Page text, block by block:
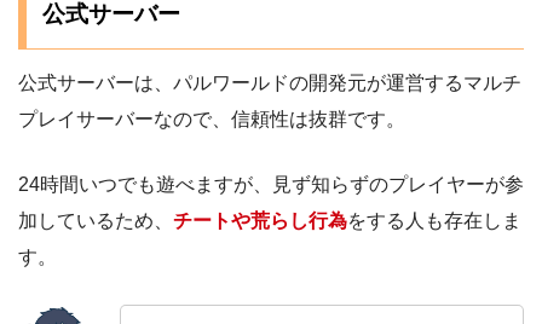
公式サーバー
公式サーバーは、パルワールドの開発元が運営するマルチ
プレイサーバーなので、信頼性は抜群です。
24時間いつでも遊べますが、見ず知らずのプレイヤーが参
加しているため、 チートや荒らし行為をする人も存在しま
す。